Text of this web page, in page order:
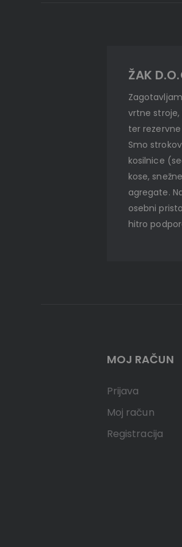
ŽAK
vrtne stroje,
ter rezervne
Smo
kosilnice
kose,
agregate.
osebni
hitro
MOJ RAČUN
Prijava
Moj račun
Registracija